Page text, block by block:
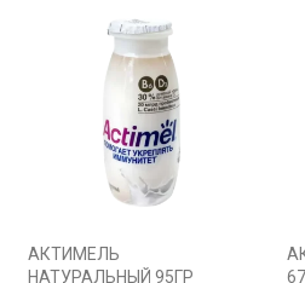
АКТИМЕЛЬ
НАТУРАЛЬНЫЙ 95ГР